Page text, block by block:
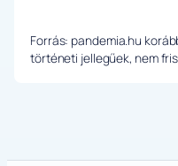
Forrás: pandemia.hu
történeti jellegűek, nem